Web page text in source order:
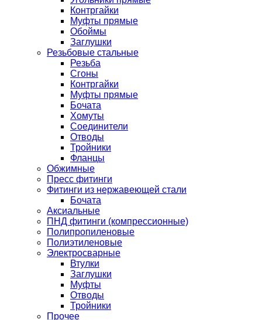
Контргайки
Муфты прямые
Обоймы
Заглушки
Резьбовые стальные
Резьба
Сгоны
Контргайки
Муфты прямые
Бочата
Хомуты
Соединители
Отводы
Тройники
Фланцы
Обжимные
Пресс фитинги
Фитинги из нержавеющей стали
Бочата
Аксиальные
ПНД фитинги (компрессионные)
Полипропиленовые
Полиэтиленовые
Электросварные
Втулки
Заглушки
Муфты
Отводы
Тройники
Прочее